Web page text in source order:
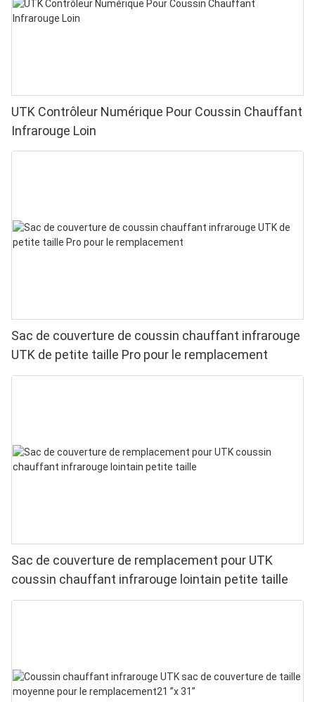
UTK Contrôleur Numérique Pour Coussin Chauffant
Infrarouge Loin
Sac de couverture de coussin chauffant infrarouge
UTK de petite taille Pro pour le remplacement
Sac de couverture de remplacement pour UTK
coussin chauffant infrarouge lointain petite taille